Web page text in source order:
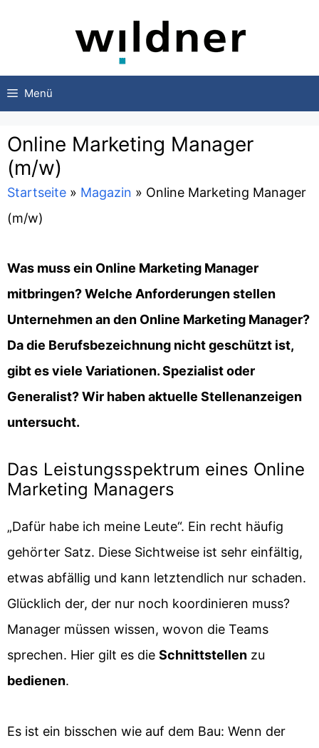
Menü
Online Marketing Manager
(m/w)
Startseite » Magazin » Online Marketing Manager
(m/w)
Was muss ein Online Marketing Manager
mitbringen? Welche Anforderungen stellen
Unternehmen an den Online Marketing Manager?
Da die Berufsbezeichnung nicht geschützt ist,
gibt es viele Variationen. Spezialist oder
Generalist? Wir haben aktuelle Stellenanzeigen
untersucht.
Das Leistungsspektrum eines Online
Marketing Managers
„Dafür habe ich meine Leute“. Ein recht häufig
gehörter Satz. Diese Sichtweise ist sehr einfältig,
etwas abfällig und kann letztendlich nur schaden.
Glücklich der, der nur noch koordinieren muss?
Manager müssen wissen, wovon die Teams
sprechen. Hier gilt es die Schnittstellen zu
bedienen.
Es ist ein bisschen wie auf dem Bau: Wenn der